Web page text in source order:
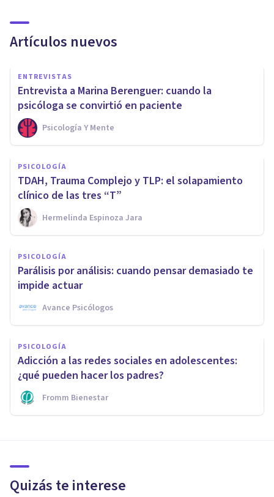
Artículos nuevos
ENTREVISTAS
Entrevista a Marina Berenguer: cuando la
psicóloga se convirtió en paciente
Psicología Y Mente
PSICOLOGÍA
TDAH, Trauma Complejo y TLP: el solapamiento
clínico de las tres “T”
Hermelinda Espinoza Jara
PSICOLOGÍA
Parálisis por análisis: cuando pensar demasiado te
impide actuar
Avance Psicólogos
PSICOLOGÍA
Adicción a las redes sociales en adolescentes:
¿qué pueden hacer los padres?
Fromm Bienestar
Quizás te interese